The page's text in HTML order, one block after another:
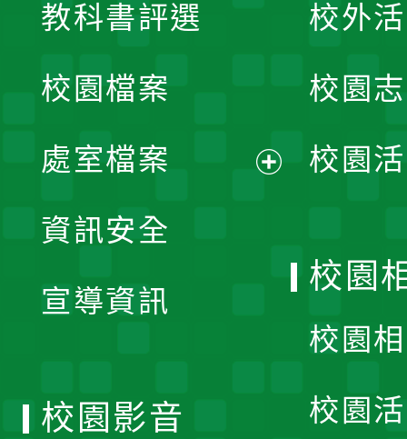
單
教科書評選
校園檔案
處室檔案
資訊安全
宣導資訊
校外
校園
校園
校園
校園
校園
校園影音